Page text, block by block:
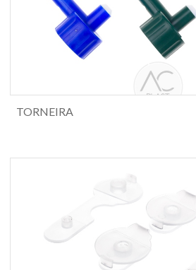
TORNEIRA